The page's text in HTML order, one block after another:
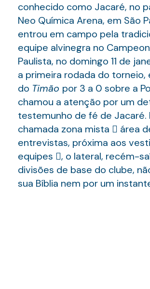
conhecido como Jacaré, no
Neo Química Arena, em São
entrou em campo pela
equipe alvinegra no
Paulista, no domingo 11 de
a primeira rodada do torneio,
do Timão por 3 a 0 sobre a
chamou a atenção por um
testemunho de fé de Jacaré.
chamada zona mista  área
entrevistas, próxima aos
equipes , o lateral, recém-
divisões de base do clube,
sua Bíblia nem por um